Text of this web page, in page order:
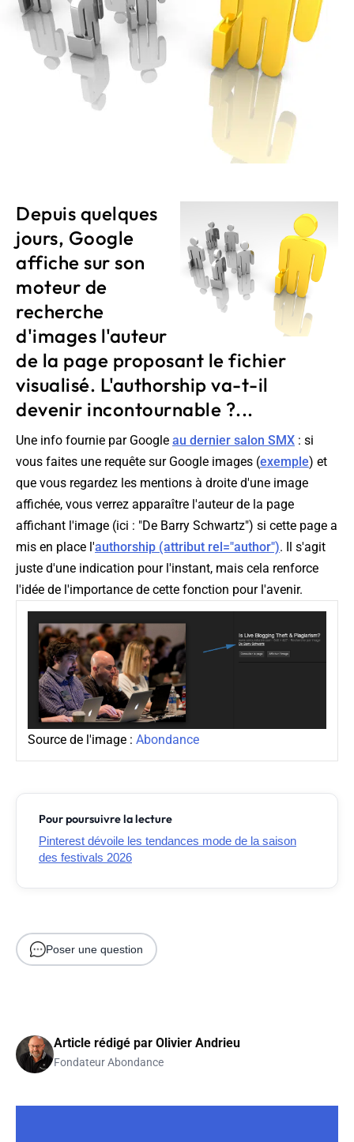
Depuis quelques
jours, Google
affiche sur son
moteur de
recherche
d'images l'auteur
de la page proposant le fichier
visualisé. L'authorship va-t-il
devenir incontournable ?...
Une info fournie par Google au dernier salon SMX : si
vous faites une requête sur Google images (exemple) et
que vous regardez les mentions à droite d'une image
affichée, vous verrez apparaître l'auteur de la page
affichant l'image (ici : "De Barry Schwartz") si cette page a
mis en place l'authorship (attribut rel="author"). Il s'agit
juste d'une indication pour l'instant, mais cela renforce
l'idée de l'importance de cette fonction pour l'avenir.
Source de l'image : Abondance
Pour poursuivre la lecture
Pinterest dévoile les tendances mode de la saison
des festivals 2026
Poser une question
Article rédigé par Olivier Andrieu
Fondateur Abondance